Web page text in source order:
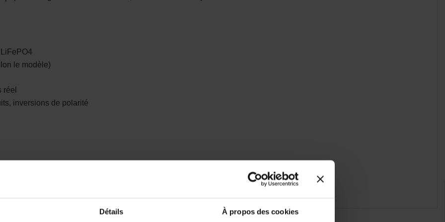
Détails À propos des cookies
le modèle)
inversions de polarité